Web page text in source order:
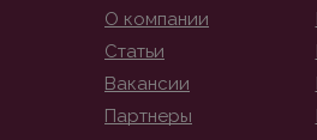
О компании
Статьи
Вакансии
Партнеры